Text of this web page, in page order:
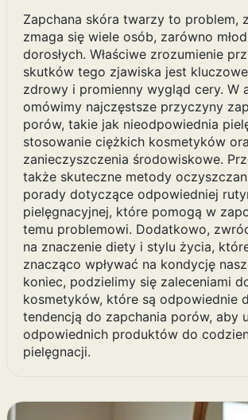
Zapchana skóra twarzy to problem,
zmaga się wiele osób, zarówno
dorosłych. Właściwe zrozumienie
skutków tego zjawiska jest
zdrowy i promienny wygląd cery. W
omówimy najczęstsze przyczyny
porów, takie jak nieodpowiednia
stosowanie ciężkich kosmetyków
zanieczyszczenia środowiskowe.
także skuteczne metody
porady dotyczące odpowiedniej
pielęgnacyjnej, które pomogą w
temu problemowi. Dodatkowo,
na znaczenie diety i stylu życia,
znacząco wpływać na kondycję
koniec, podzielimy się zaleceniami
kosmetyków, które są odpowiednie
tendencją do zapchania porów, aby
odpowiednich produktów do
pielęgnacji.